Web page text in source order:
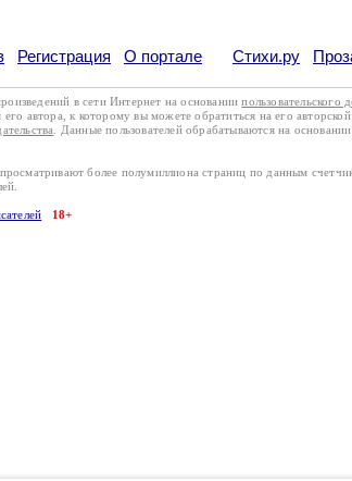
Регистрация О портале Стихи.ру
в сети Интернет на основаниипользовательского
автора, к которому вы можете обратиться на его
. Данные пользователей обрабатываются на основании
более полумиллиона страниц по данным
18+